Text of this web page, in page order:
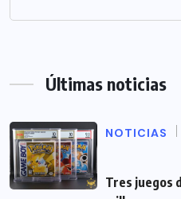
Últimas noticias
NOTICIAS
Tres juegos